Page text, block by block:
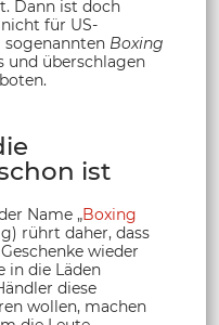
Dann ist doch
für US-
sogenannten Boxing
und überschlagen
ist
Name „Boxing
rührt daher, dass
wieder
in die Läden
diese
wollen, machen